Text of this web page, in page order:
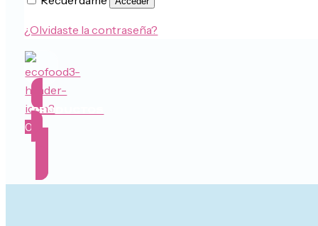
¿Olvidaste la contraseña?
0
PRODUCTOS